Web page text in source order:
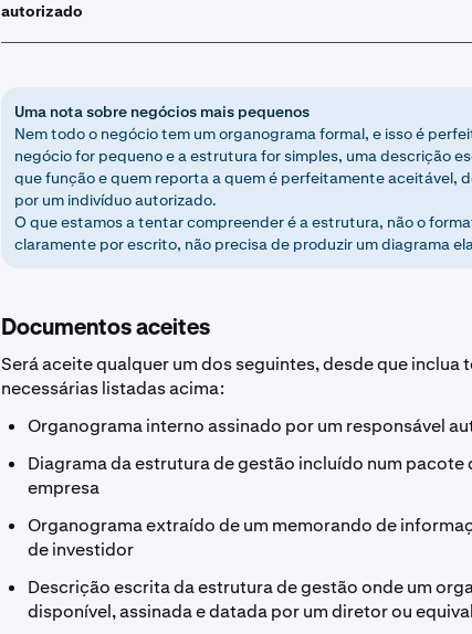
autorizado
Uma nota sobre negócios mais pequenos
Nem todo o negócio tem um organograma formal, e isso é
negócio for pequeno e a estrutura for simples, uma descrição
que função e quem reporta a quem é perfeitamente aceitável,
por um indivíduo autorizado.
O que estamos a tentar compreender é a estrutura, não o
claramente por escrito, não precisa de produzir um diagrama
Documentos aceites
Será aceite qualquer um dos seguintes, desde que inclua
necessárias listadas acima:
Organograma interno assinado por um responsável
Diagrama da estrutura de gestão incluído num
empresa
Organograma extraído de um memorando de
de investidor
Descrição escrita da estrutura de gestão onde um
disponível, assinada e datada por um diretor ou